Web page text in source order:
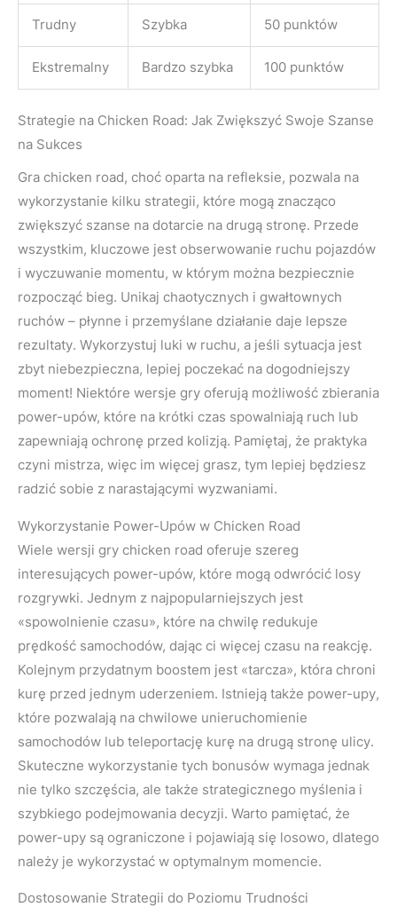
Trudny Szybka 50 punktów
Ekstremalny Bardzo szybka 100 punktów
Strategie na Chicken Road: Jak Zwiększyć Swoje Szanse
na Sukces
Gra chicken road, choć oparta na refleksie, pozwala na
wykorzystanie kilku strategii, które mogą znacząco
zwiększyć szanse na dotarcie na drugą stronę. Przede
wszystkim, kluczowe jest obserwowanie ruchu pojazdów
i wyczuwanie momentu, w którym można bezpiecznie
rozpocząć bieg. Unikaj chaotycznych i gwałtownych
ruchów – płynne i przemyślane działanie daje lepsze
rezultaty. Wykorzystuj luki w ruchu, a jeśli sytuacja jest
zbyt niebezpieczna, lepiej poczekać na dogodniejszy
moment! Niektóre wersje gry oferują możliwość zbierania
power-upów, które na krótki czas spowalniają ruch lub
zapewniają ochronę przed kolizją. Pamiętaj, że praktyka
czyni mistrza, więc im więcej grasz, tym lepiej będziesz
radzić sobie z narastającymi wyzwaniami.
Wykorzystanie Power-Upów w Chicken Road
Wiele wersji gry chicken road oferuje szereg
interesujących power-upów, które mogą odwrócić losy
rozgrywki. Jednym z najpopularniejszych jest
«spowolnienie czasu», które na chwilę redukuje
prędkość samochodów, dając ci więcej czasu na reakcję.
Kolejnym przydatnym boostem jest «tarcza», która chroni
kurę przed jednym uderzeniem. Istnieją także power-upy,
które pozwalają na chwilowe unieruchomienie
samochodów lub teleportację kurę na drugą stronę ulicy.
Skuteczne wykorzystanie tych bonusów wymaga jednak
nie tylko szczęścia, ale także strategicznego myślenia i
szybkiego podejmowania decyzji. Warto pamiętać, że
power-upy są ograniczone i pojawiają się losowo, dlatego
należy je wykorzystać w optymalnym momencie.
Dostosowanie Strategii do Poziomu Trudności